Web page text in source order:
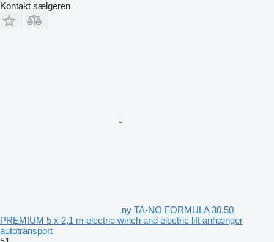
Kontakt sælgeren
ny TA-NO FORMULA 30.50
PREMIUM 5 x 2,1 m electric winch and electric lift anhænger
autotransport